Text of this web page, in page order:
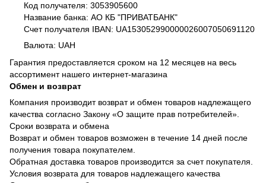
Код получателя: 3053905600
Название банка: АО КБ "ПРИВАТБАНК"
Счет получателя IBAN: UA153052990000026007050691120
Валюта: UAH
Гарантия предоставляется сроком на 12 месяцев на весь
ассортимент нашего интернет-магазина
Обмен и возврат
Компания производит возврат и обмен товаров надлежащего
качества согласно Закону «О защите прав потребителей».
Сроки возврата и обмена
Возврат и обмен товаров возможен в течение 14 дней после
получения товара покупателем.
Обратная доставка товаров производится за счет покупателя.
Условия возврата для товаров надлежащего качества